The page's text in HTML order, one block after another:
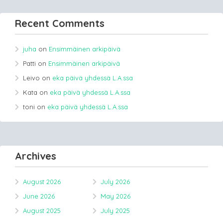
Recent Comments
juha on Ensimmäinen arkipäivä
Patti on Ensimmäinen arkipäivä
Leivo on eka päivä yhdessä L.A.ssa
Kata on eka päivä yhdessä L.A.ssa
toni on eka päivä yhdessä L.A.ssa
Archives
August 2026
July 2026
June 2026
May 2026
August 2025
July 2025